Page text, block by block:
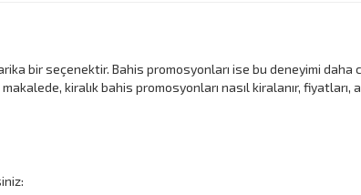
bir seçenektir. Bahis promosyonları ise bu deneyimi daha
kiralık bahis promosyonları nasıl kiralanır, fiyatları,